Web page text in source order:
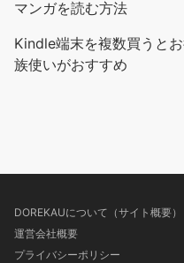
マンガを読む方法
Kindle端末を複数買うと
族使いがおすすめ
DOREKAUについて（サイト概要）
運営会社概要
プライバシーポリシー